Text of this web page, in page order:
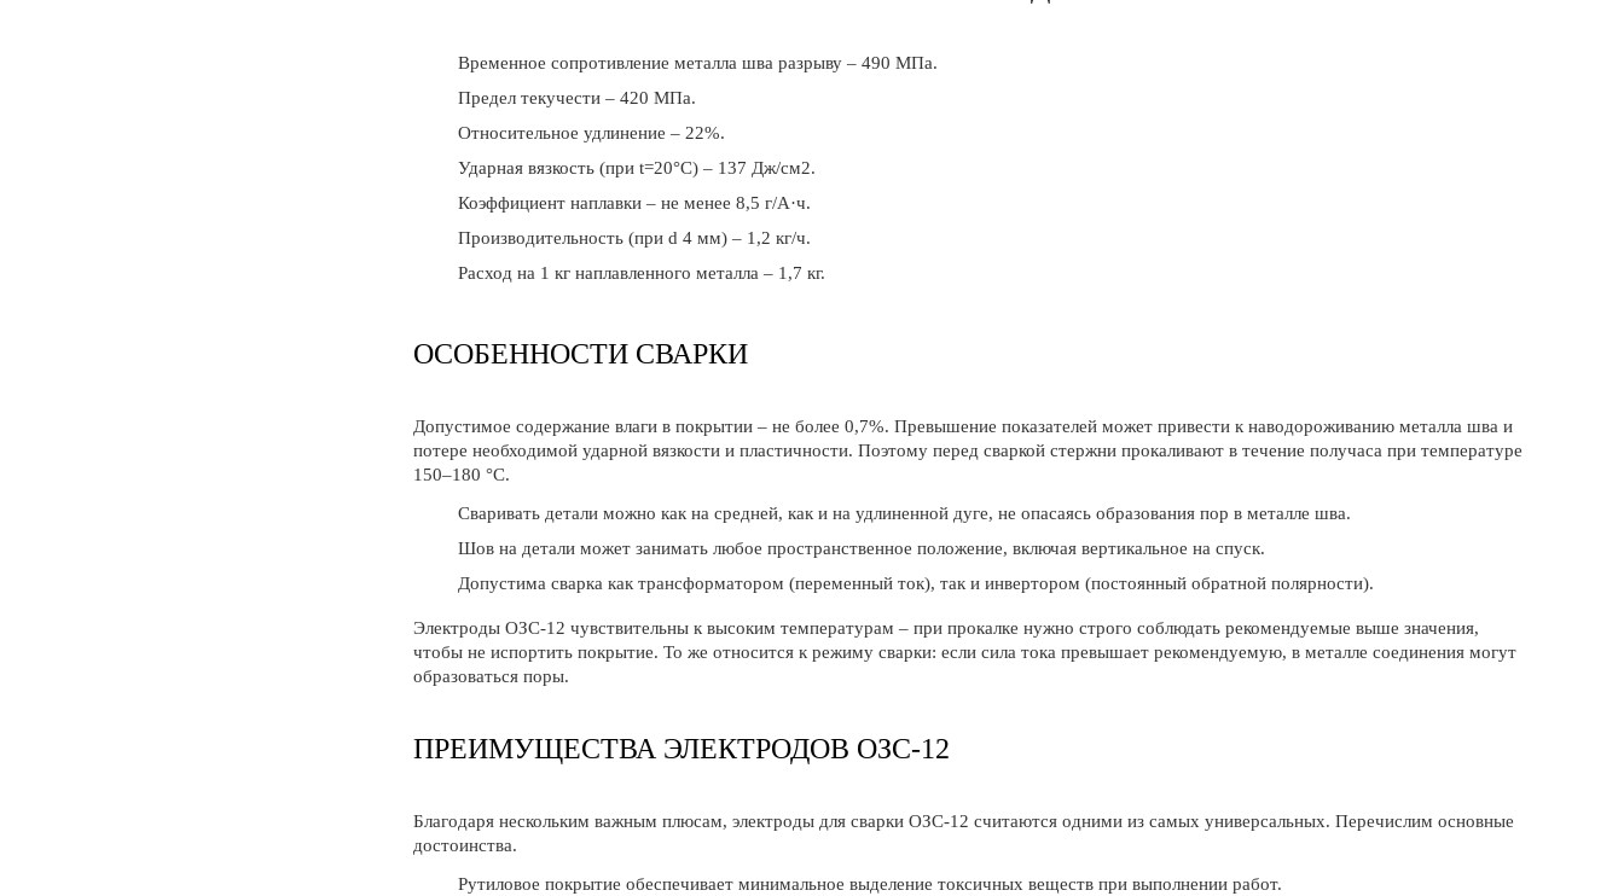
Временное сопротивление металла шва разрыву – 490 МПа.
Предел текучести – 420 МПа.
Относительное удлинение – 22%.
Ударная вязкость (при t=20°C) – 137 Дж/см2.
Коэффициент наплавки – не менее 8,5 г/А·ч.
Производительность (при d 4 мм) – 1,2 кг/ч.
Расход на 1 кг наплавленного металла – 1,7 кг.
ОСОБЕННОСТИ СВАРКИ
Допустимое содержание влаги в покрытии – не более 0,7%. Превышение показателей может привести к наводороживанию металла шва и
потере необходимой ударной вязкости и пластичности. Поэтому перед сваркой стержни прокаливают в течение получаса при температуре
150–180 °C.
Сваривать детали можно как на средней, как и на удлиненной дуге, не опасаясь образования пор в металле шва.
Шов на детали может занимать любое пространственное положение, включая вертикальное на спуск.
Допустима сварка как трансформатором (переменный ток), так и инвертором (постоянный обратной полярности).
Электроды ОЗС-12 чувствительны к высоким температурам – при прокалке нужно строго соблюдать рекомендуемые выше значения,
чтобы не испортить покрытие. То же относится к режиму сварки: если сила тока превышает рекомендуемую, в металле соединения могут
образоваться поры.
ПРЕИМУЩЕСТВА ЭЛЕКТРОДОВ ОЗС-12
Благодаря нескольким важным плюсам, электроды для сварки ОЗС-12 считаются одними из самых универсальных. Перечислим основные
достоинства.
Рутиловое покрытие обеспечивает минимальное выделение токсичных веществ при выполнении работ.